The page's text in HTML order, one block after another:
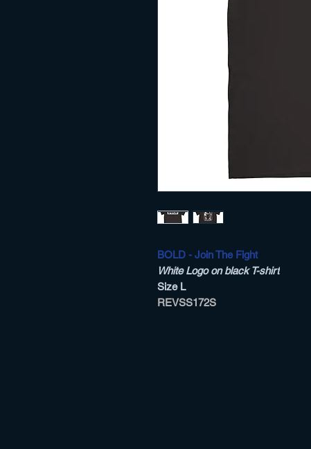
BOLD - Join The Fight
White Logo on black T-shirt
Size L
REVSS172S